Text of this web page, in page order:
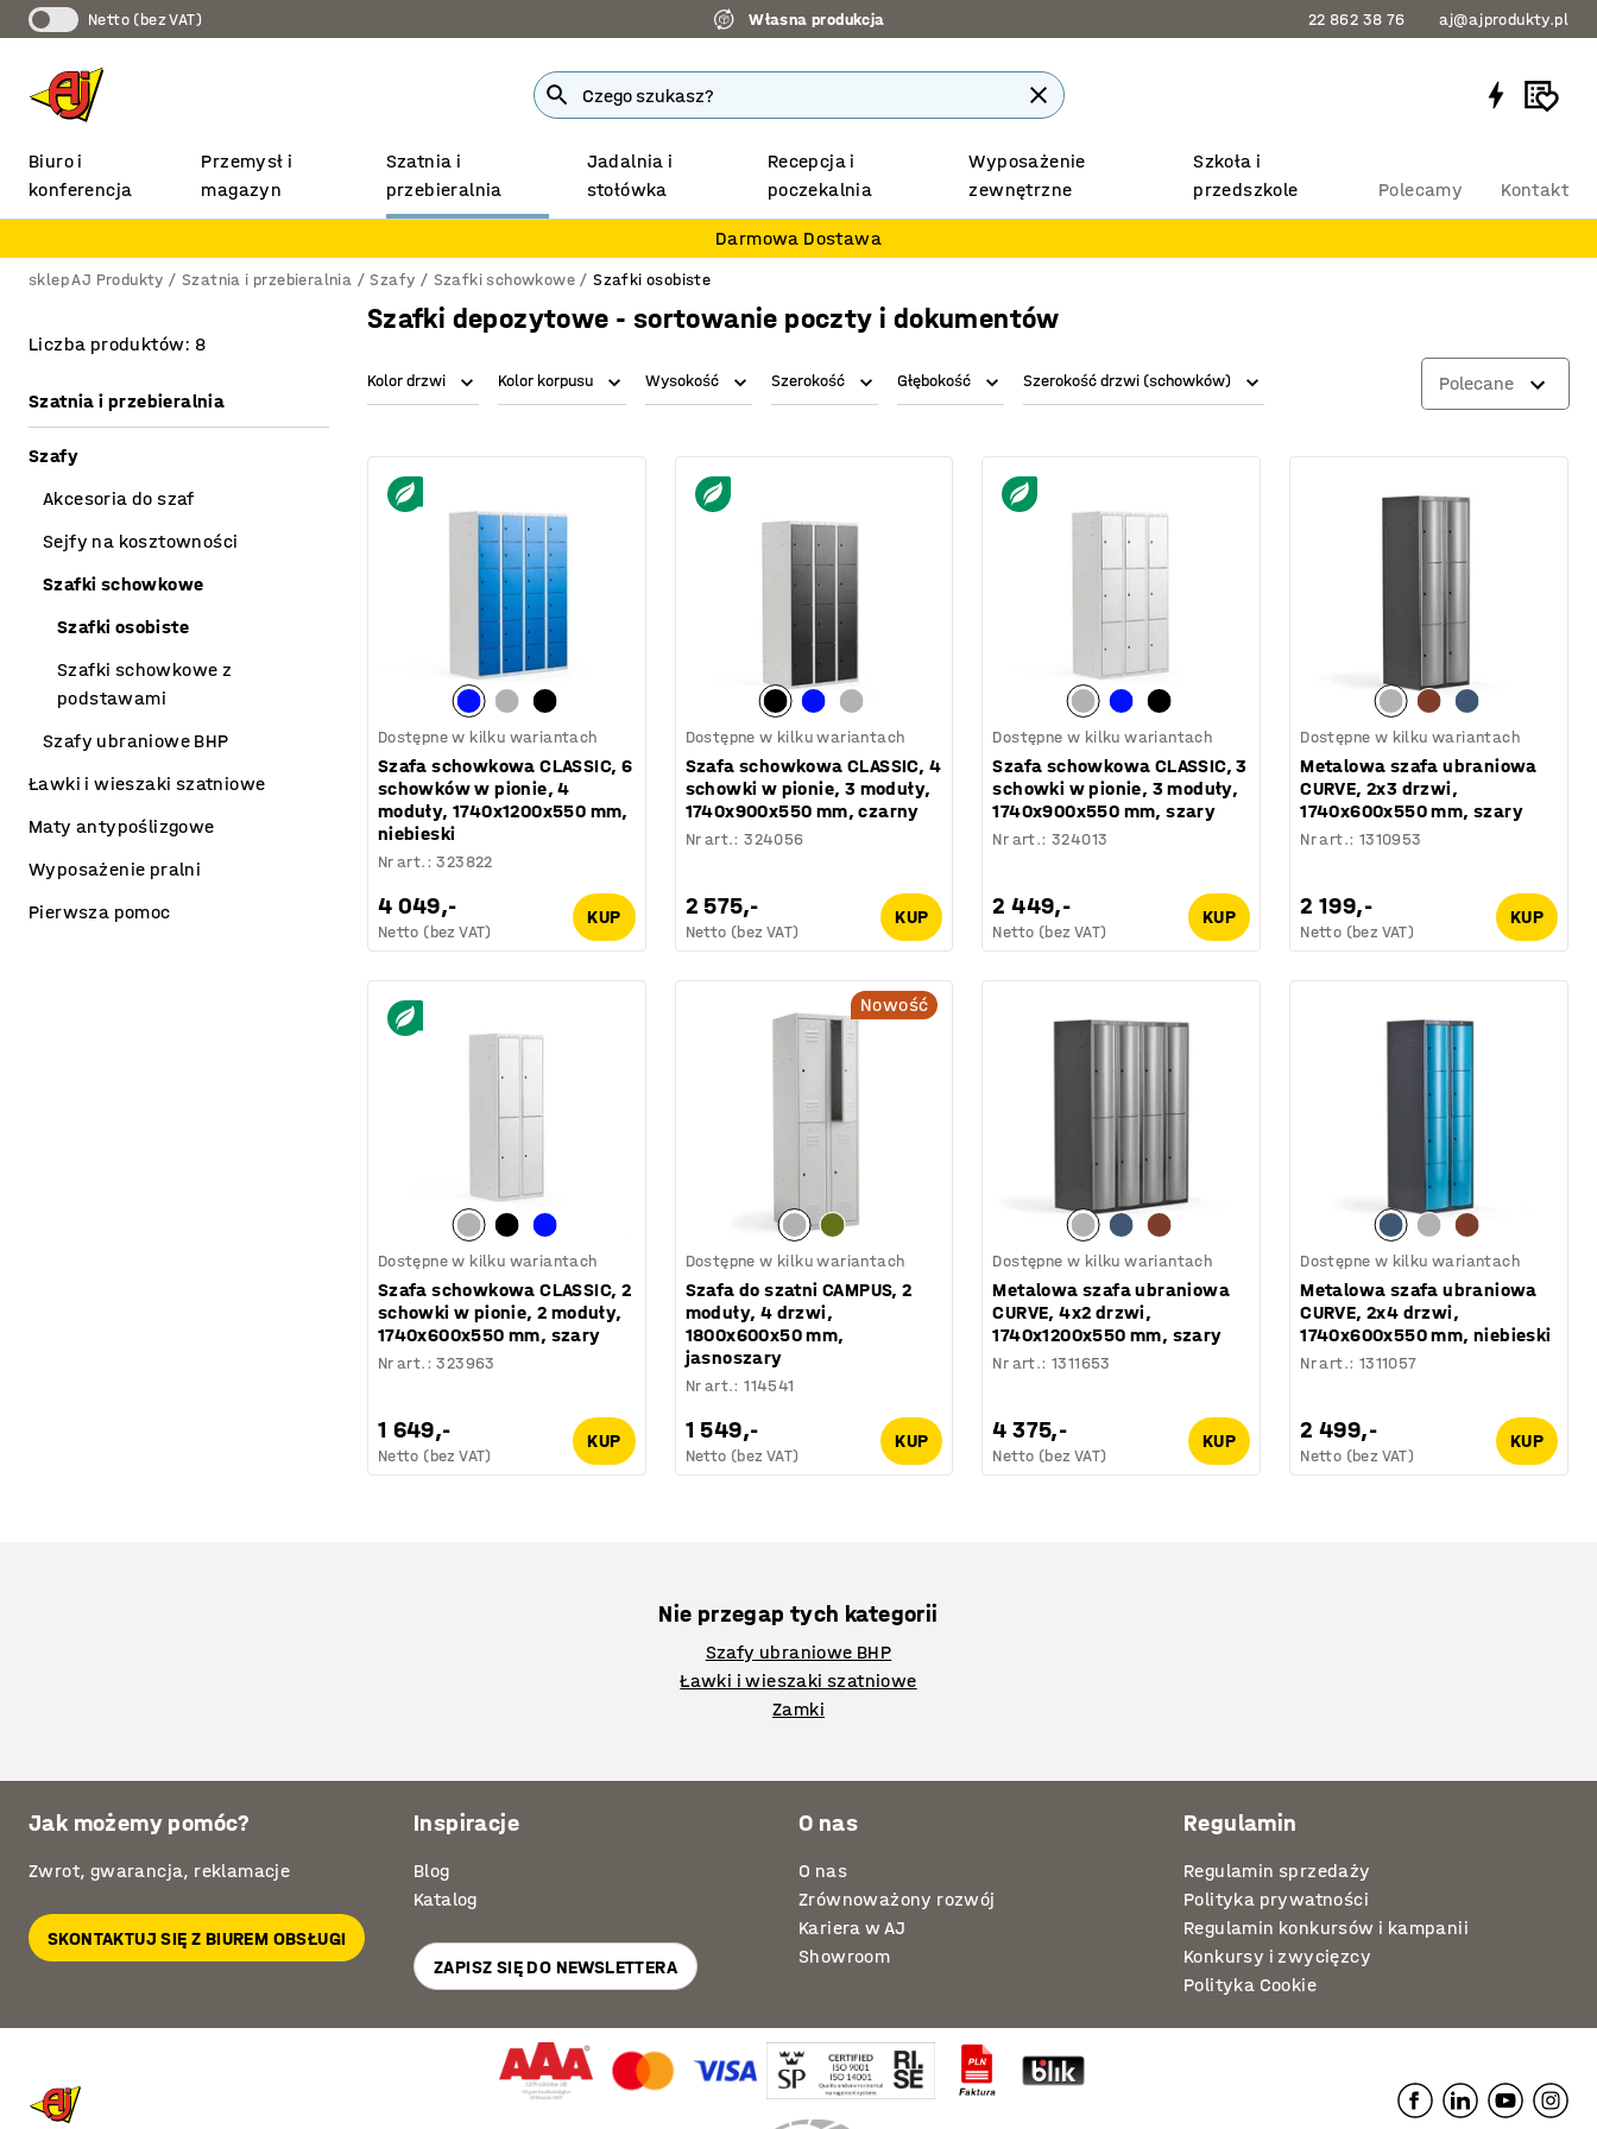
Netto (bez VAT) Własna produkcja 22 862 38 76 aj@ajprodukty.pl
Biuro i
konferencja
Przemysł i
magazyn
Szatnia i
przebieralnia
Jadalnia i
stołówka
Recepcja i
poczekalnia
Wyposażenie
zewnętrzne
Szkoła i
przedszkole
Polecamy Kontakt
Darmowa Dostawa
sklep AJ Produkty Szatnia i przebieralnia Szafy Szafki schowkowe Szafki osobiste
Szafki depozytowe - sortowanie poczty i dokumentów
Kolor drzwi Kolor korpusu Wysokość Szerokość Głębokość Szerokość drzwi (schowków) Polecane
Dostępne w kilku wariantach
Szafa schowkowa CLASSIC, 6
schowków w pionie, 4
moduły, 1740x1200x550 mm,
niebieski
Nr art.:323822
4 049,-
Netto (bez VAT)
KUP
Dostępne w kilku wariantach
Szafa schowkowa CLASSIC, 4
schowki w pionie, 3 moduły,
1740x900x550 mm, czarny
Nr art.:324056
2 575,-
Netto (bez VAT)
KUP
Dostępne w kilku wariantach
Szafa schowkowa CLASSIC, 3
schowki w pionie, 3 moduły,
1740x900x550 mm, szary
Nr art.:324013
2 449,-
Netto (bez VAT)
KUP
Dostępne w kilku wariantach
Metalowa szafa ubraniowa
CURVE, 2x3 drzwi,
1740x600x550 mm, szary
Nr art.: 1310953
2 199,-
Netto (bez VAT)
KUP
Dostępne w kilku wariantach
Szafa schowkowa CLASSIC, 2
schowki w pionie, 2 moduły,
1740x600x550 mm, szary
Nr art.:323963
1 649,-
Netto (bez VAT)
KUP
Nowość
Dostępne w kilku wariantach
Szafa do szatni CAMPUS, 2
moduły, 4 drzwi,
1800x600x50 mm,
jasnoszary
Nr art.:114541
1 549,-
Netto (bez VAT)
KUP
Dostępne w kilku wariantach
Metalowa szafa ubraniowa
CURVE, 4x2 drzwi,
1740x1200x550 mm, szary
Nr art.:1311653
4 375,-
Netto (bez VAT)
KUP
Dostępne w kilku wariantach
Metalowa szafa ubraniowa
CURVE, 2x4 drzwi,
1740x600x550 mm, niebieski
Nr art.: 1311057
2 499,-
Netto (bez VAT)
KUP
Liczba produktów: 8
Szatnia i przebieralnia
Szafy
Akcesoria do szaf
Sejfy na kosztowności
Szafki schowkowe
Szafki osobiste
Szafki schowkowe z
podstawami
Szafy ubraniowe BHP
Ławki i wieszaki szatniowe
Maty antypoślizgowe
Wyposażenie pralni
Pierwsza pomoc
Nie przegap tych kategorii
Szafy ubraniowe BHP
Ławki i wieszaki szatniowe
Zamki
Jak możemy pomóc?
Zwrot, gwarancja, reklamacje
SKONTAKTUJ SIĘ Z BIUREM OBSŁUGI
Inspiracje
Blog
Katalog
ZAPISZ SIĘ DO NEWSLETTERA
O nas
O nas
Zrównoważony rozwój
Kariera w AJ
Showroom
Regulamin
Regulamin sprzedaży
Polityka prywatności
Regulamin konkursów i kampanii
Konkursy i zwycięzcy
Polityka Cookie